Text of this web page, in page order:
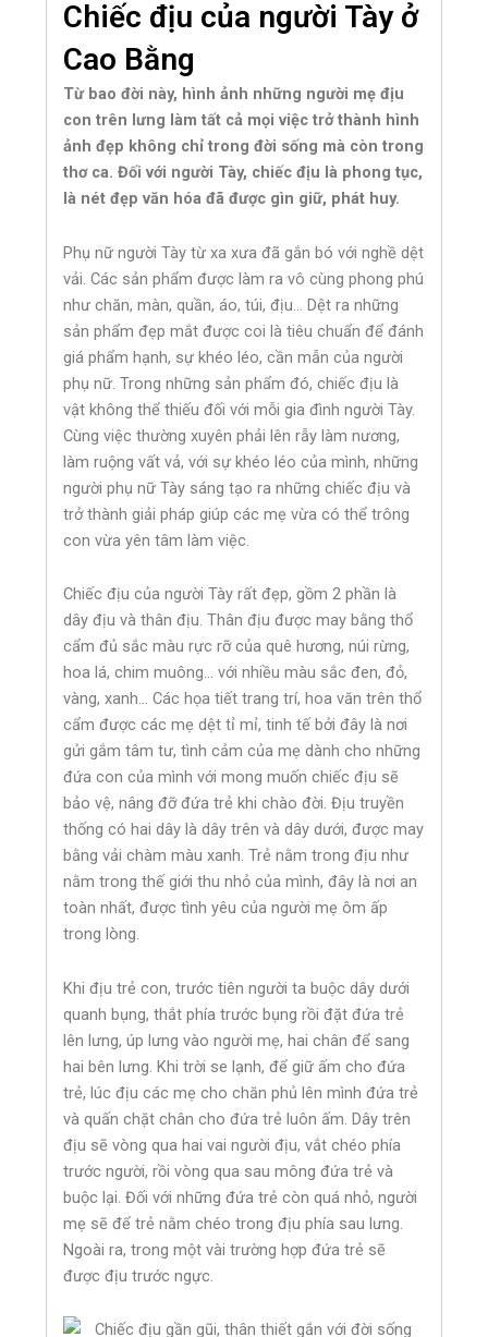
Chiếc địu của người Tày ở
Cao Bằng
Từ bao đời này, hình ảnh những người mẹ địu
con trên lưng làm tất cả mọi việc trở thành hình
ảnh đẹp không chỉ trong đời sống mà còn trong
thơ ca. Đối với người Tày, chiếc địu là phong tục,
là nét đẹp văn hóa đã được gìn giữ, phát huy.
Phụ nữ người Tày từ xa xưa đã gắn bó với nghề dệt
vải. Các sản phẩm được làm ra vô cùng phong phú
như chăn, màn, quần, áo, túi, địu… Dệt ra những
sản phẩm đẹp mắt được coi là tiêu chuẩn để đánh
giá phẩm hạnh, sự khéo léo, cần mẫn của người
phụ nữ. Trong những sản phẩm đó, chiếc địu là
vật không thể thiếu đối với mỗi gia đình người Tày.
Cùng việc thường xuyên phải lên rẫy làm nương,
làm ruộng vất vả, với sự khéo léo của mình, những
người phụ nữ Tày sáng tạo ra những chiếc địu và
trở thành giải pháp giúp các mẹ vừa có thể trông
con vừa yên tâm làm việc.
Chiếc địu của người Tày rất đẹp, gồm 2 phần là
dây địu và thân địu. Thân địu được may bằng thổ
cẩm đủ sắc màu rực rỡ của quê hương, núi rừng,
hoa lá, chim muông… với nhiều màu sắc đen, đỏ,
vàng, xanh… Các họa tiết trang trí, hoa văn trên thổ
cẩm được các mẹ dệt tỉ mỉ, tinh tế bởi đây là nơi
gửi gắm tâm tư, tình cảm của mẹ dành cho những
đứa con của mình với mong muốn chiếc địu sẽ
bảo vệ, nâng đỡ đứa trẻ khi chào đời. Địu truyền
thống có hai dây là dây trên và dây dưới, được may
bằng vải chàm màu xanh. Trẻ nằm trong địu như
nằm trong thế giới thu nhỏ của mình, đây là nơi an
toàn nhất, được tình yêu của người mẹ ôm ấp
trong lòng.
Khi địu trẻ con, trước tiên người ta buộc dây dưới
quanh bụng, thắt phía trước bụng rồi đặt đứa trẻ
lên lưng, úp lưng vào người mẹ, hai chân để sang
hai bên lưng. Khi trời se lạnh, để giữ ấm cho đứa
trẻ, lúc địu các mẹ cho chăn phủ lên mình đứa trẻ
và quấn chặt chân cho đứa trẻ luôn ấm. Dây trên
địu sẽ vòng qua hai vai người địu, vắt chéo phía
trước người, rồi vòng qua sau mông đứa trẻ và
buộc lại. Đối với những đứa trẻ còn quá nhỏ, người
mẹ sẽ để trẻ nằm chéo trong địu phía sau lưng.
Ngoài ra, trong một vài trường hợp đứa trẻ sẽ
được địu trước ngực.